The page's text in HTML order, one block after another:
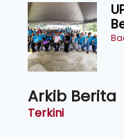
Arkib Berita
Terkini